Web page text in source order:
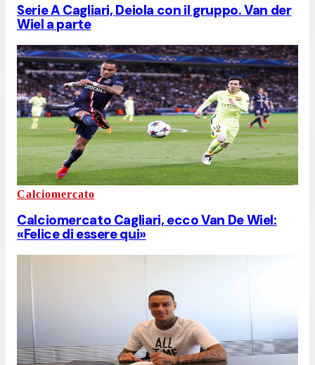
Serie A Cagliari, Deiola con il gruppo. Van der
Wiel a parte
Calciomercato
Calciomercato Cagliari, ecco Van De Wiel:
«Felice di essere qui»